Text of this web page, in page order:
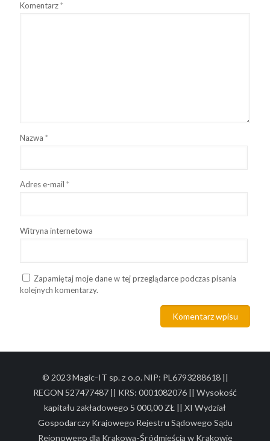
Komentarz*
Nazwa *
Adres e-mail *
Witryna internetowa
Zapamiętaj moje dane w tej przeglądarce podczas pisania
kolejnych komentarzy.
© 2023 Magic-IT sp. z o.o. NIP: PL6793288618 ||
REGON 527477487 || KRS: 0001082076 || Wysokość
kapitału zakładowego 5 000,00 ZŁ || XI Wydział
Gospodarczy Krajowego Rejestru Sądowego Sądu
Rejonowego dla Krakowa-Śródmieścia w Krakowie